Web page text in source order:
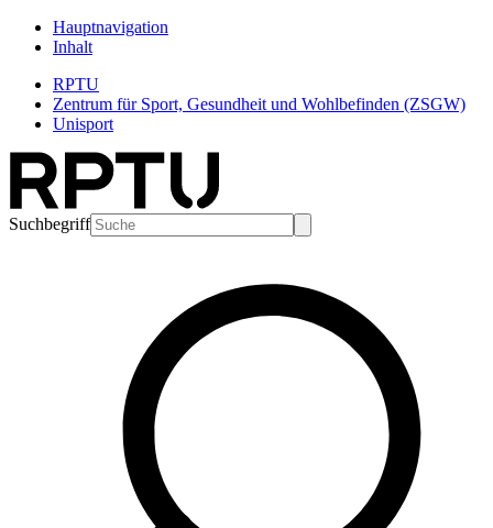
Hauptnavigation
Inhalt
RPTU
Zentrum für Sport, Gesundheit und Wohlbefinden (ZSGW)
Unisport
Suchbegriff